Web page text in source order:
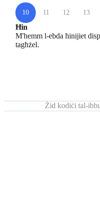
10 11 12 13
Ħin
M'hemm l-ebda ħinijiet
tagħżel.
Żid kodiċi tal-